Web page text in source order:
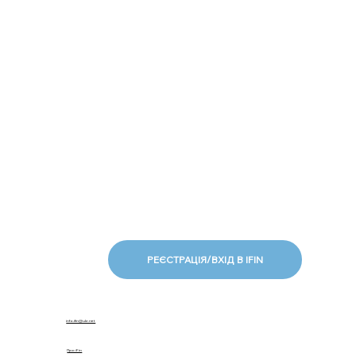
РЕЄСТРАЦІЯ/ВХІД В IFIN
info.ifin@ukr.net
Про iFin